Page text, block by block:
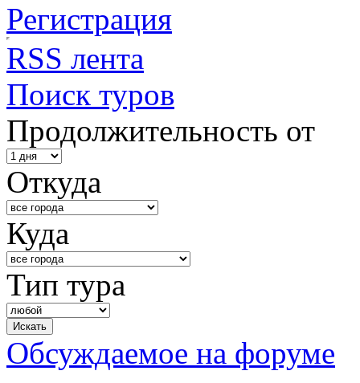
Регистрация
RSS лента
Поиск туров
Продолжительность от
Откуда
Куда
Тип тура
Обсуждаемое на форуме